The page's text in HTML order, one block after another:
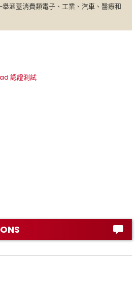
涵蓋消費類電子、工業、汽車、醫療和
認證測試